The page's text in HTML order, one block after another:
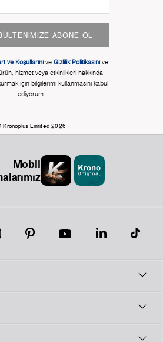
ABONE OL
ve Koşullarınıve Gizlilik Politikasınıve
hizmet veya etkinlikleri hakkında
için bilgilerimi kullanmasını kabul
ediyorum.
Kronoplus Limited 2026
Mobil